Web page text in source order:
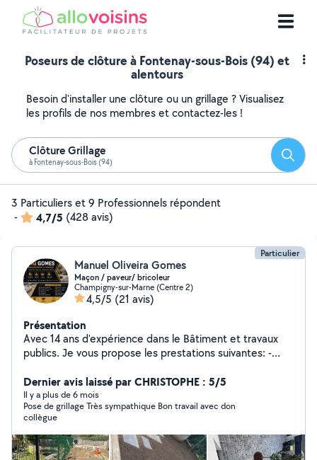
Poseurs de clôture à Fontenay-sous-Bois (94) et
alentours
Besoin d'installer une clôture ou un grillage ? Visualisez
les profils de nos membres et contactez-les !
Clôture Grillage
à Fontenay-sous-Bois (94)
3 Particuliers et 9 Professionnels répondent
-
4,7/5 (428 avis)
Particulier
Manuel Oliveira Gomes
Maçon / paveur/ bricoleur
Champigny-sur-Marne (Centre 2)
4,5/5 (21 avis)
Présentation
Avec 14 ans d'expérience dans le Bâtiment et travaux
publics. Je vous propose les prestations suivantes: -
clôture - Tous les types de assainissements - nettoyage
au Kärcher. Je mets mes compétences et
connaissances à votre service disponible avec la
garantie d'un travail professionnel et sérieux. Je suis
disponible N'hésitez pas à m'appeler si pas de réponse
sur l'application
Dernier avis laissé par CHRISTOPHE : 5/5
Il y a plus de 6 mois
Pose de grillage Très sympathique Bon travail avec don
collègue